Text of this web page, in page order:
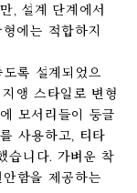
, 설계 단계에서
에는 적합하지
록 설계되었으
앵 스타일로 변형
모서리들이 둥글
사용하고, 티타
습니다. 가벼운 착
함을 제공하는